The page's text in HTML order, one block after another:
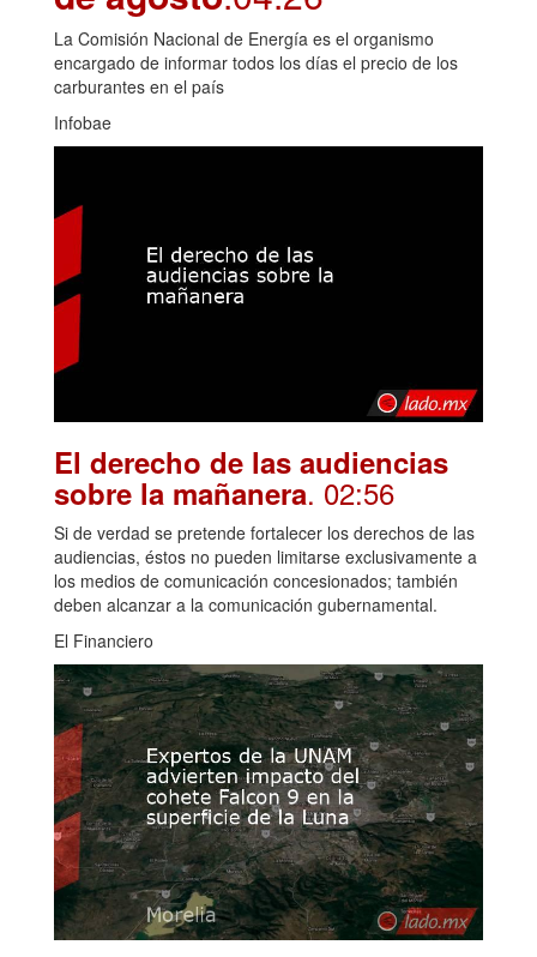
La Comisión Nacional de Energía es el organismo
encargado de informar todos los días el precio de los
carburantes en el país
Infobae
El derecho de las audiencias
sobre la mañanera. 02:56
Si de verdad se pretende fortalecer los derechos de las
audiencias, éstos no pueden limitarse exclusivamente a
los medios de comunicación concesionados; también
deben alcanzar a la comunicación gubernamental.
El Financiero